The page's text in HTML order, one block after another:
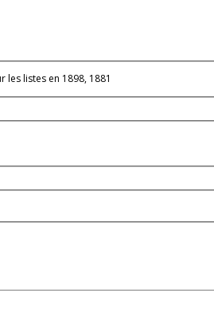
: membre titulaire en 1881 et encore sur les listes en 1898, 1881